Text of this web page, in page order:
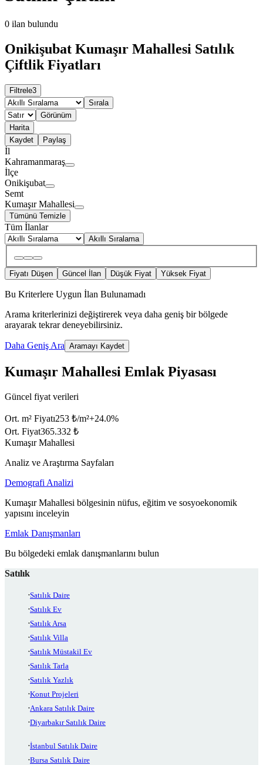
0 ilan bulundu
Onikişubat Kumaşır Mahallesi Satılık
Çiftlik Fiyatları
Filtrele3
Sırala
Görünüm
Harita
Kaydet
Paylaş
İl
Kahramanmaraş
İlçe
Onikişubat
Semt
Kumaşır Mahallesi
Tümünü Temizle
Tüm İlanlar
Akıllı Sıralama
Fiyatı Düşen Güncel İlan Düşük Fiyat Yüksek Fiyat
Bu Kriterlere Uygun İlan Bulunamadı
Arama kriterlerinizi değiştirerek veya daha geniş bir bölgede
arayarak tekrar deneyebilirsiniz.
Daha Geniş Ara Aramayı Kaydet
Kumaşır Mahallesi Emlak Piyasası
Güncel fiyat verileri
Ort. m² Fiyatı253 ₺/m²+24.0%
Ort. Fiyat365.332 ₺
Kumaşır Mahallesi
Analiz ve Araştırma Sayfaları
Demografi Analizi
Kumaşır Mahallesi bölgesinin nüfus, eğitim ve sosyoekonomik
yapısını inceleyin
Emlak Danışmanları
Bu bölgedeki emlak danışmanlarını bulun
Satılık
Satılık Daire
Satılık Ev
Satılık Arsa
Satılık Villa
Satılık Müstakil Ev
Satılık Tarla
Satılık Yazlık
Konut Projeleri
Ankara Satılık Daire
Diyarbakır Satılık Daire
İstanbul Satılık Daire
Bursa Satılık Daire